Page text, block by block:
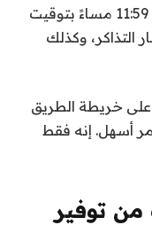
أسعار Early Bird في 29 مايو الساعة 11:59 مساءً بتوقيت
التذاكر، وكذلك
على خريطة الطريق
أسهل. إنه فقط
من توفير